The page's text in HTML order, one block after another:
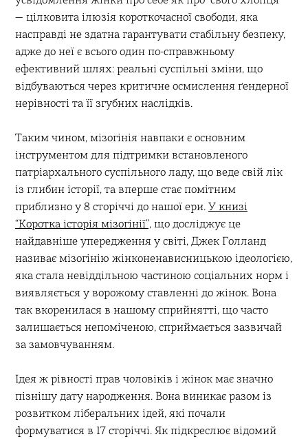
— цілковита ілюзія короткочасної свободи, яка
насправді не здатна гарантувати стабільну безпеку,
адже до неї є всього один по-справжньому
ефективний шлях: реальні суспільні зміни, що
відбуваються через критичне осмислення ґендерної
нерівності та її згубних наслідків.
Таким чином, мізогінія навпаки є основним
інструментом для підтримки встановленого
патріархального суспільного ладу, що веде свій лік
із глибин історії, та вперше стає помітним
приблизно у 8 сторіччі до нашої ери.У книзі
“Коротка історія мізогінії”,що досліджує це
найдавніше упередження у світі, Джек Голланд
називає мізогінію жінконенависницькою ідеологією,
яка стала невіддільною частиною соціальних норм і
виявляється у ворожому ставленні до жінок. Вона
так вкоренилася в нашому сприйнятті, що часто
залишається непоміченою, сприймається зазвичай
за замовчуванням.
Ідея ж рівності прав чоловіків і жінок має значно
пізнішу дату народження. Вона виникає разом із
розвитком ліберальних ідей, які почали
формуватися в 17 сторіччі. Як підкреслює відомий